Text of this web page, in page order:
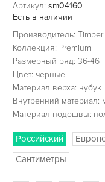
Артикул: sm04160
Есть в наличии
Производитель:
Коллекция: Premium
Размерный ряд: 36-46
Цвет: черные
Материал верха: нубук
Внутренний материал:
Материал подошвы:
Российский
Сантиметры